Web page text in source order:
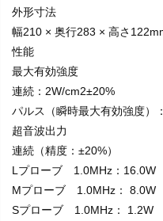
外形寸法
幅210 × 奥行283 × 高さ
性能
最大有効強度
連続：2W/cm2±20%
パルス（瞬時最大有効強度）
超音波出力
連続（精度：±20%）
Lプローブ 1.0MHz：16.0W
Mプローブ 1.0MHz： 8.0W
Sプローブ 1.0MHz： 1.2W